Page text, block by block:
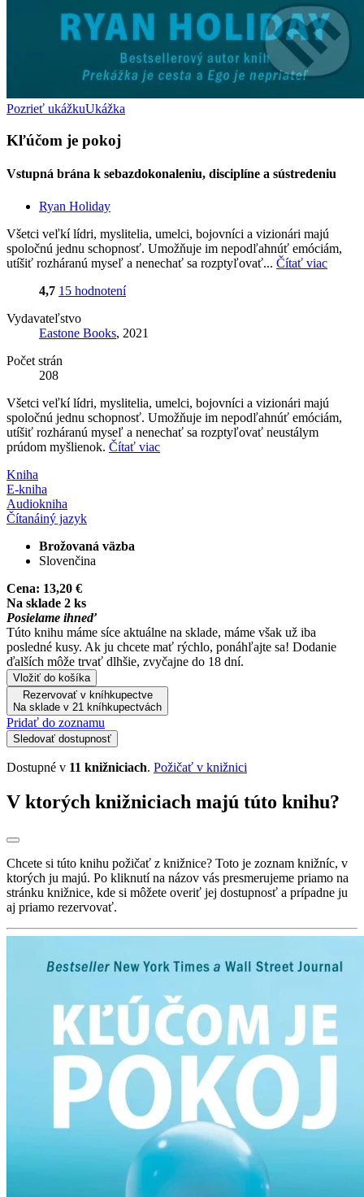
Pozrieť ukážkuUkážka
Kľúčom je pokoj
Vstupná brána k sebazdokonaleniu, disciplíne a sústredeniu
Ryan Holiday
Všetci veľkí lídri, myslitelia, umelci, bojovníci a vizionári majú
spoločnú jednu schopnosť. Umožňuje im nepodľahnúť emóciám,
utíšiť rozháranú myseľ a nenechať sa rozptyľovať... Čítať viac
4,7 15 hodnotení
Vydavateľstvo
Eastone Books, 2021
Počet strán
208
Všetci veľkí lídri, myslitelia, umelci, bojovníci a vizionári majú
spoločnú jednu schopnosť. Umožňuje im nepodľahnúť emóciám,
utíšiť rozháranú myseľ a nenechať sa rozptyľovať neustálym
prúdom myšlienok. Čítať viac
Kniha
E-kniha
Audiokniha
Čítanáiný jazyk
Brožovaná väzba
Slovenčina
Cena: 13,20 €
Na sklade 2 ks
Posielame ihneď
Túto knihu máme síce aktuálne na sklade, máme však už iba
posledné kusy. Ak ju chcete mať rýchlo, ponáhľajte sa! Dodanie
ďalších môže trvať dlhšie, zvyčajne do 18 dní.
Vložiť do košíka
Rezervovať v kníhkupectve
Na sklade v 21 kníhkupectvách
Pridať do zoznamu
Sledovať dostupnosť
Dostupné v 11 knižniciach. Požičať v knižnici
V ktorých knižniciach majú túto knihu?
Chcete si túto knihu požičať z knižnice? Toto je zoznam knižníc, v
ktorých ju majú. Po kliknutí na názov vás presmerujeme priamo na
stránku knižnice, kde si môžete overiť jej dostupnosť a prípadne ju
aj priamo rezervovať.